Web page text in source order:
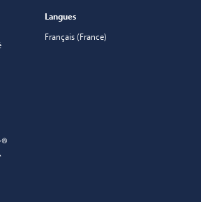
Langues
Français (France)